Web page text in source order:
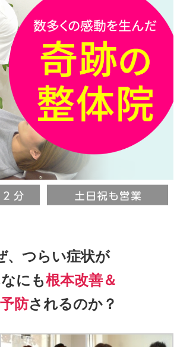
、つらい症状が
にも根本改善＆
防されるのか？